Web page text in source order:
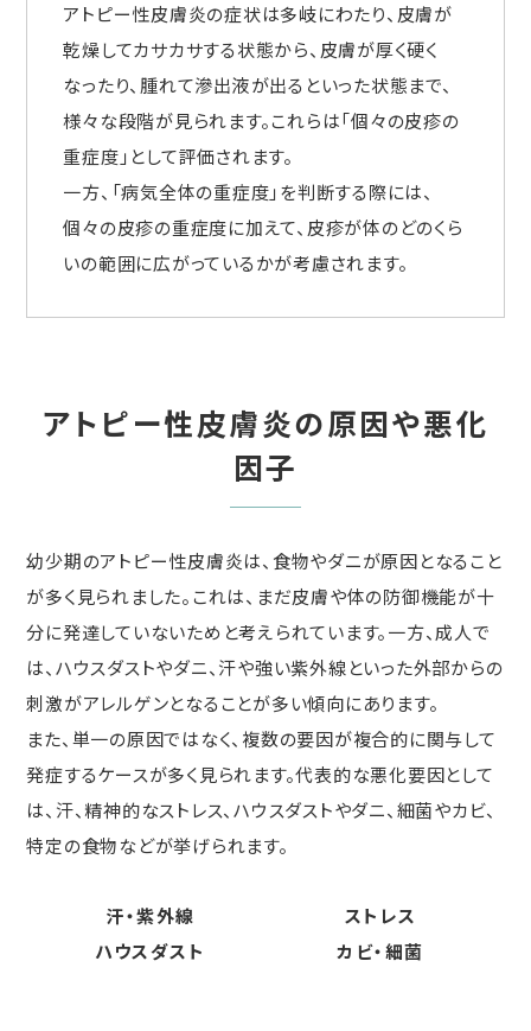
アトピー性皮膚炎の症状は多岐にわたり、皮膚が
乾燥してカサカサする状態から、皮膚が厚く硬く
なったり、腫れて滲出液が出るといった状態まで、
様々な段階が見られます。これらは「個々の皮疹の
重症度」として評価されます。
一方、「病気全体の重症度」を判断する際には、
個々の皮疹の重症度に加えて、皮疹が体のどのくら
いの範囲に広がっているかが考慮されます。
アトピー性皮膚炎の原因や悪化
因子
幼少期のアトピー性皮膚炎は、食物やダニが原因となること
が多く見られました。これは、まだ皮膚や体の防御機能が十
分に発達していないためと考えられています。一方、成人で
は、ハウスダストやダニ、汗や強い紫外線といった外部からの
刺激がアレルゲンとなることが多い傾向にあります。
また、単一の原因ではなく、複数の要因が複合的に関与して
発症するケースが多く見られます。代表的な悪化要因として
は、汗、精神的なストレス、ハウスダストやダニ、細菌やカビ、
特定の食物などが挙げられます。
汗・紫外線
ストレス
ハウスダスト
カビ・細菌